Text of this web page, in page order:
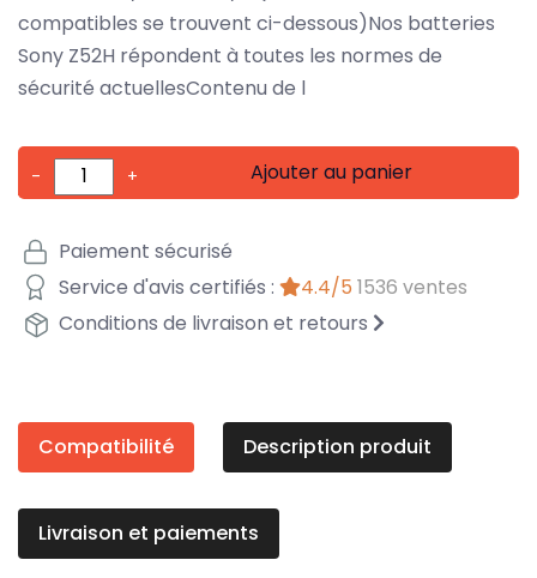
compatibles se trouvent ci-dessous)Nos batteries
Sony Z52H répondent à toutes les normes de
sécurité actuellesContenu de l
- + Ajouter au panier
Paiement sécurisé
Service d'avis certifiés :
4.4/5 1536 ventes
Conditions de livraison et retours
Compatibilité Description produit
Livraison et paiements